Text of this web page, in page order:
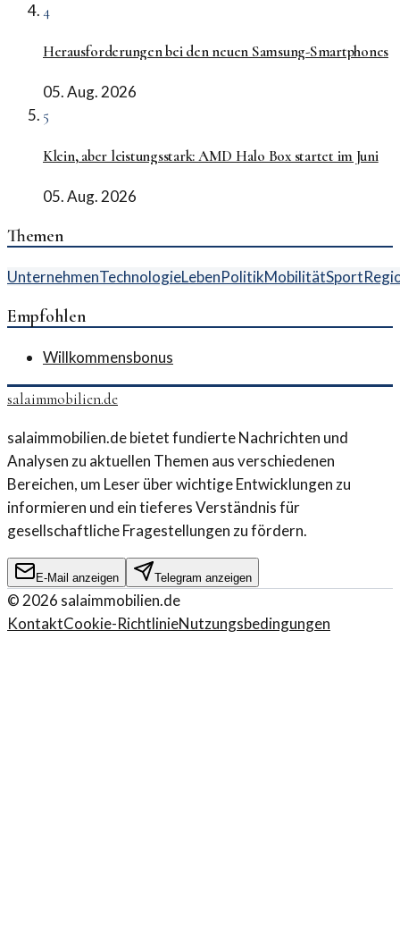
4
Herausforderungen bei den neuen Samsung-Smartphones
05. Aug. 2026
5
Klein, aber leistungsstark: AMD Halo Box startet im Juni
05. Aug. 2026
Themen
UnternehmenTechnologieLebenPolitikMobilitätSport
Empfohlen
Willkommensbonus
salaimmobilien.de
salaimmobilien.de bietet fundierte Nachrichten und
Analysen zu aktuellen Themen aus verschiedenen
Bereichen, um Leser über wichtige Entwicklungen zu
informieren und ein tieferes Verständnis für
gesellschaftliche Fragestellungen zu fördern.
E-Mail anzeigen Telegram anzeigen
© 2026 salaimmobilien.de
KontaktCookie-RichtlinieNutzungsbedingungen